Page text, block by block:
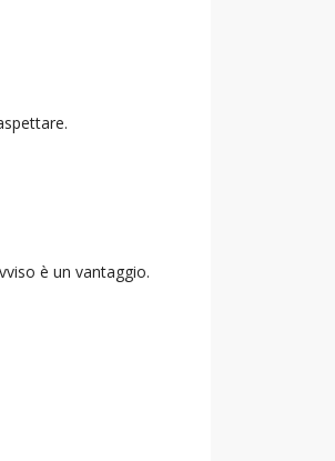
è un vantaggio.